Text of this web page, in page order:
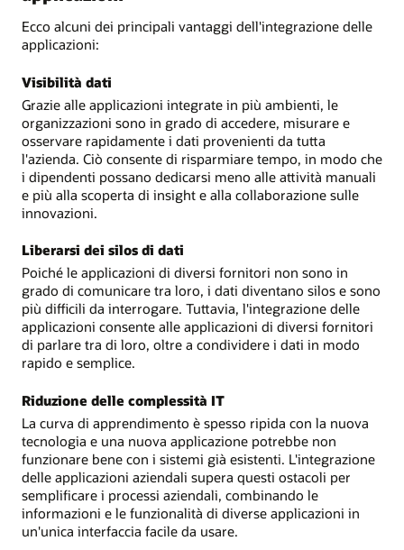
Ecco alcuni dei principali vantaggi dell'integrazione delle
applicazioni:
Visibilità dati
Grazie alle applicazioni integrate in più ambienti, le
organizzazioni sono in grado di accedere, misurare e
osservare rapidamente i dati provenienti da tutta
l'azienda. Ciò consente di risparmiare tempo, in modo che
i dipendenti possano dedicarsi meno alle attività manuali
e più alla scoperta di insight e alla collaborazione sulle
innovazioni.
Liberarsi dei silos di dati
Poiché le applicazioni di diversi fornitori non sono in
grado di comunicare tra loro, i dati diventano silos e sono
più difficili da interrogare. Tuttavia, l'integrazione delle
applicazioni consente alle applicazioni di diversi fornitori
di parlare tra di loro, oltre a condividere i dati in modo
rapido e semplice.
Riduzione delle complessità IT
La curva di apprendimento è spesso ripida con la nuova
tecnologia e una nuova applicazione potrebbe non
funzionare bene con i sistemi già esistenti. L'integrazione
delle applicazioni aziendali supera questi ostacoli per
semplificare i processi aziendali, combinando le
informazioni e le funzionalità di diverse applicazioni in
un'unica interfaccia facile da usare.